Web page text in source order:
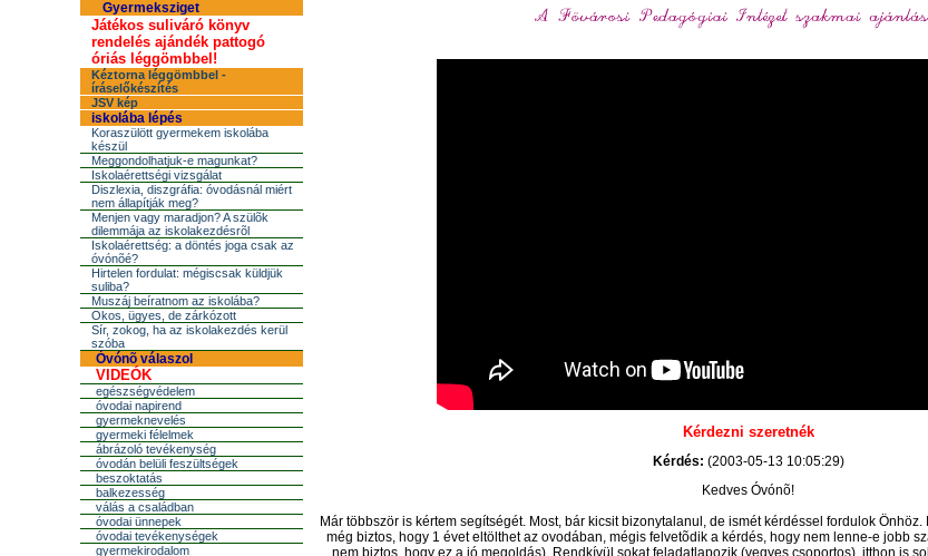
Gyermeksziget
Játékos suliváró könyv
rendelés ajándék pattogó
óriás léggömbbel!
Kéztorna léggömbbel -
íráselőkészítés
JSV kép
iskolába lépés
Koraszülött gyermekem iskolába
készül
Meggondolhatjuk-e magunkat?
Iskolaérettségi vizsgálat
Diszlexia, diszgráfia: óvodásnál miért
nem állapítják meg?
Menjen vagy maradjon? A szülõk
dilemmája az iskolakezdésrõl
Iskolaérettség: a döntés joga csak az
óvónõé?
Hirtelen fordulat: mégiscsak küldjük
suliba?
Muszáj beíratnom az iskolába?
Okos, ügyes, de zárkózott
Sír, zokog, ha az iskolakezdés kerül
szóba
Óvónõ válaszol
VIDEÓK
egészségvédelem
óvodai napirend
gyermeknevelés
gyermeki félelmek
ábrázoló tevékenység
óvodán belüli feszültségek
beszoktatás
balkezesség
válás a családban
óvodai ünnepek
óvodai tevékenységek
gyermekirodalom
Kérdezni szeretnék
Kérdés: (2003-05-13 10:05:29)
Kedves Óvónõ!
Már többször is kértem segítségét. Most, bár kicsit bizonytalanul, de ismét kérdéssel fordulok
még biztos, hogy 1 évet eltölthet az ovodában, mégis felvetõdik a kérdés, hogy nem lenne-e jobb
nem biztos, hogy ez a jó megoldás). Rendkívül sokat feladatlapozik (vegyes csoportos), itthon is